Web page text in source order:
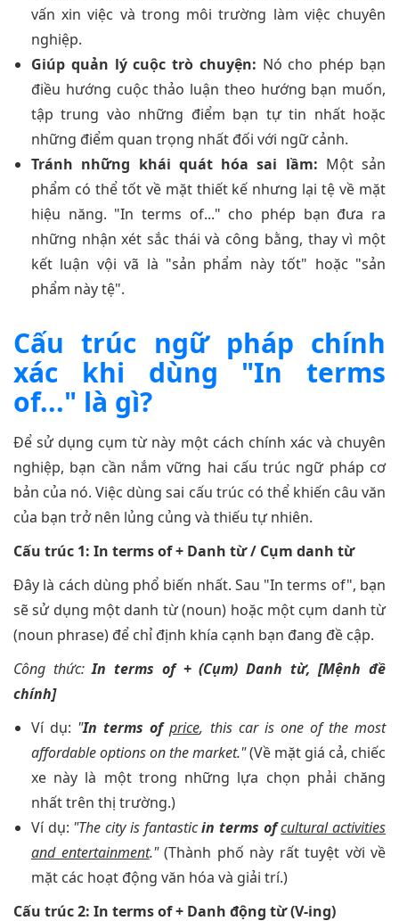
vấn xin việc và trong môi trường làm việc chuyên
nghiệp.
Giúp quản lý cuộc trò chuyện: Nó cho phép bạn
điều hướng cuộc thảo luận theo hướng bạn muốn,
tập trung vào những điểm bạn tự tin nhất hoặc
những điểm quan trọng nhất đối với ngữ cảnh.
Tránh những khái quát hóa sai lầm: Một sản
phẩm có thể tốt về mặt thiết kế nhưng lại tệ về mặt
hiệu năng. "In terms of..." cho phép bạn đưa ra
những nhận xét sắc thái và công bằng, thay vì một
kết luận vội vã là "sản phẩm này tốt" hoặc "sản
phẩm này tệ".
Cấu trúc ngữ pháp chính
xác khi dùng "In terms
of..." là gì?
Để sử dụng cụm từ này một cách chính xác và chuyên
nghiệp, bạn cần nắm vững hai cấu trúc ngữ pháp cơ
bản của nó. Việc dùng sai cấu trúc có thể khiến câu văn
của bạn trở nên lủng củng và thiếu tự nhiên.
Cấu trúc 1: In terms of + Danh từ / Cụm danh từ
Đây là cách dùng phổ biến nhất. Sau "In terms of", bạn
sẽ sử dụng một danh từ (noun) hoặc một cụm danh từ
(noun phrase) để chỉ định khía cạnh bạn đang đề cập.
Công thức:In terms of + (Cụm) Danh từ, [Mệnh đề
chính]
Ví dụ: "In terms of price, this car is one of the most
affordable options on the market."(Về mặt giá cả, chiếc
xe này là một trong những lựa chọn phải chăng
nhất trên thị trường.)
Ví dụ: "The city is fantasticin terms of cultural activities
and entertainment."(Thành phố này rất tuyệt vời về
mặt các hoạt động văn hóa và giải trí.)
Cấu trúc 2: In terms of + Danh động từ (V-ing)